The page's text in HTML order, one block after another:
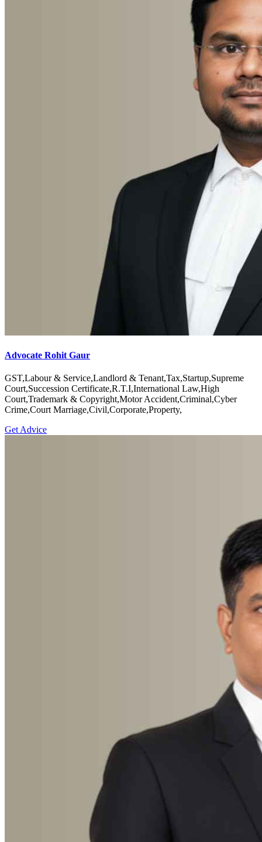
Advocate Rohit Gaur
GST,Labour & Service,Landlord & Tenant,Tax,Startup,Supreme
Court,Succession Certificate,R.T.I,International Law,High
Court,Trademark & Copyright,Motor Accident,Criminal,Cyber
Crime,Court Marriage,Civil,Corporate,Property,
Get Advice